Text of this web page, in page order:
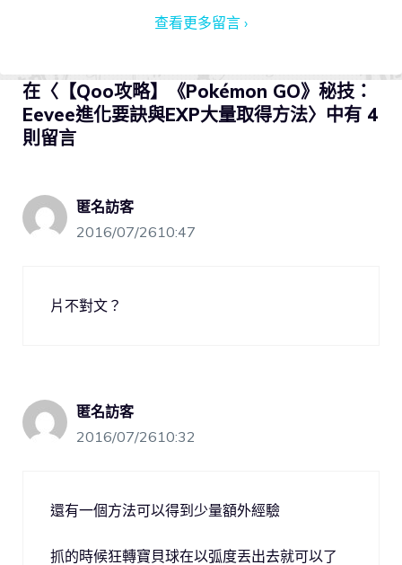
查看更多留言 ›
在〈【Qoo攻略】《Pokémon GO》秘技：
Eevee進化要訣與EXP大量取得方法〉中有 4
則留言
匿名訪客
2016/07/2610:47
片不對文？
匿名訪客
2016/07/2610:32
還有一個方法可以得到少量額外經驗
抓的時候狂轉寶貝球在以弧度丟出去就可以了